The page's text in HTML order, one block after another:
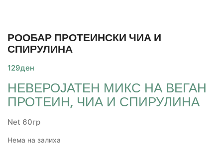
РООБАР ПРОТЕИНСКИ ЧИА И
СПИРУЛИНА
129ден
НЕВЕРОЈАТЕН МИКС НА ВЕГАН
ПРОТЕИН, ЧИА И СПИРУЛИНА
Net 60гр
Нема на залиха